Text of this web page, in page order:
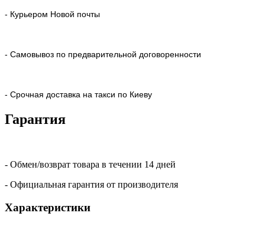
- Курьером Новой почты
- Самовывоз по предварительной договоренности
- Срочная доставка на такси по Киеву
Гарантия
- Обмен/возврат товара в течении 14 дней
- Официальная гарантия от производителя
Характеристики